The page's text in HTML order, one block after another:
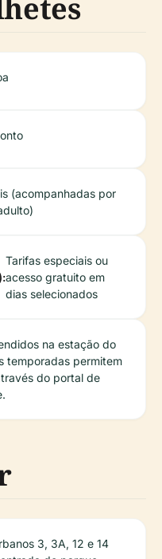
(acompanhadas por
Tarifas especiais ou
acesso gratuito em
dias selecionados
na estação do
temporadas permitem
do portal de
3, 3A, 12 e 14